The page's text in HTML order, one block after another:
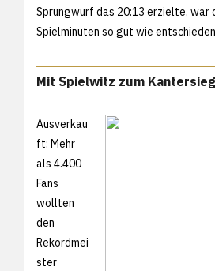
Sprungwurf das 20:13 erzielte, war
Spielminuten so gut wie
Mit Spielwitz zum Kantersieg
Ausverkau
ft: Mehr
als 4.400
Fans
wollten
den
Rekordmei
ster